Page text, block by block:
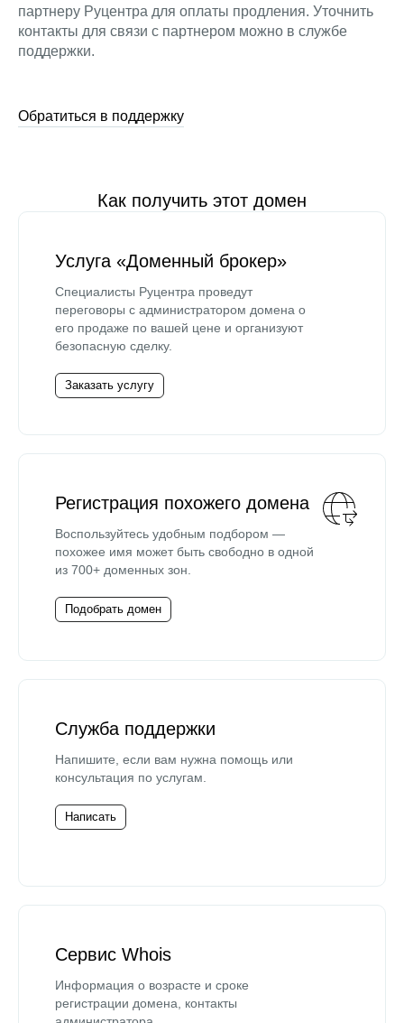
партнеру Руцентра для оплаты продления. Уточнить
контакты для связи с партнером можно в службе
поддержки.
Обратиться в поддержку
Как получить этот домен
Услуга «Доменный брокер»
Специалисты Руцентра проведут
переговоры с администратором домена о
его продаже по вашей цене и организуют
безопасную сделку.
Заказать услугу
Регистрация похожего домена
Воспользуйтесь удобным подбором —
похожее имя может быть свободно в одной
из 700+ доменных зон.
Подобрать домен
Служба поддержки
Напишите, если вам нужна помощь или
консультация по услугам.
Написать
Сервис Whois
Информация о возрасте и сроке
регистрации домена, контакты